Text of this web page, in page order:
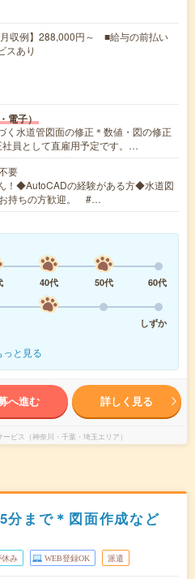
収例】288,000円～ ■給与の前払い
スあり
電子）
く水道管図面の修正＊数値・図の修正
員として直雇用予定です。…
要
！◆AutoCADの経験がある方◆水道図
持ちの方歓迎。 #…
40代 50代
60代
しずか
っと見る
へ進む 詳しく見る
ビス（神奈川・千葉・埼玉エリア）
分まで＊図面作成など
休み WEB登録OK 派遣